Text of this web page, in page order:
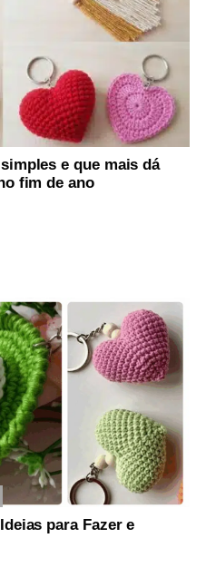
e que mais dá
fim de ano
para Fazer e